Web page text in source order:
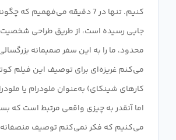
کنیم. تنها در 7 دقیقه می‌فهمیم
جایی رسیده است، از طریق طراحی شخصیت
محدود، ما را به این سفر صمیمانه
می‌کنم غریزه‌ای برای توصیف این فیلم
کارهای شینکای) به‌عنوان ملودرام یا
اما آنقدر به چیزی واقعی مرتبط است که
می‌کنیم که فکر نمی‌کنم توصیف